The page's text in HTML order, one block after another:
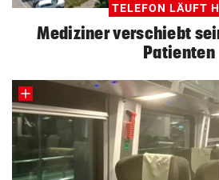
TELEFON LÄUFT
Mediziner verschiebt
Patienten